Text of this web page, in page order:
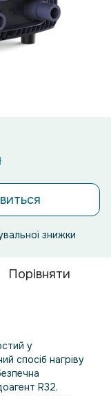
знижки
Порівняти
у
спосіб нагріву
R32.